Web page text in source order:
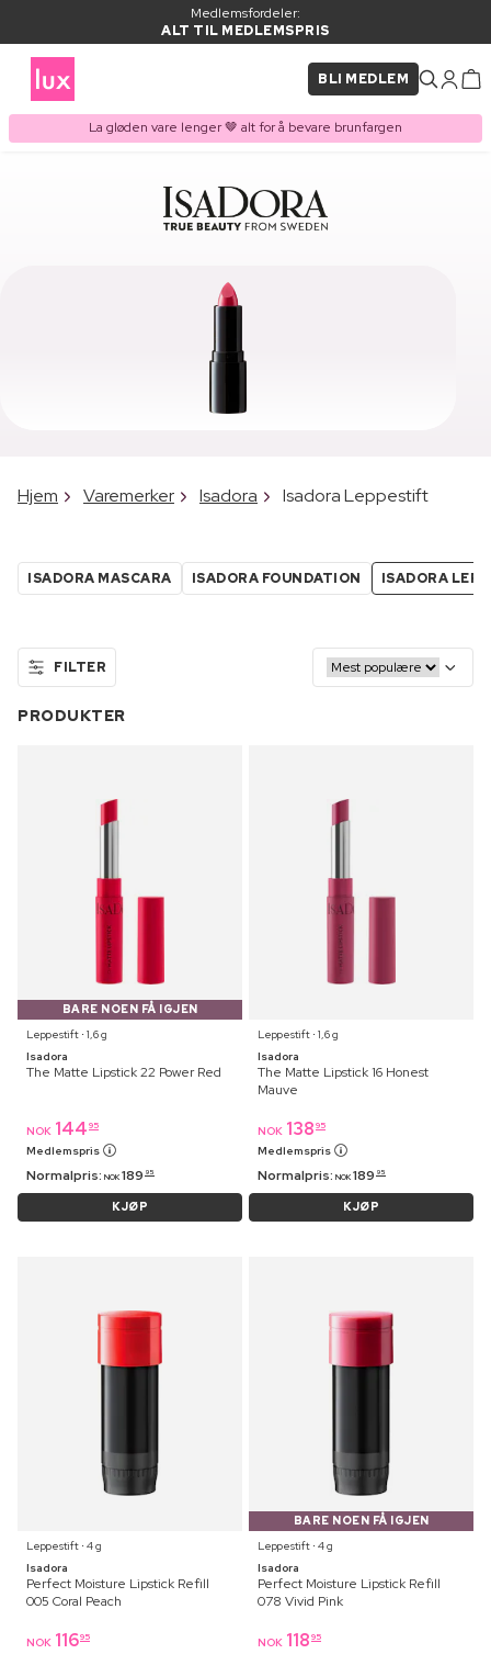
Medlemsfordeler:
ALT TIL MEDLEMSPRIS
BLI MEDLEM
La gløden vare lenger 🤎 alt for å bevare brunfargen
Hjem Varemerker Isadora Isadora Leppestift
ISADORA MASCARA ISADORA FOUNDATION ISADORA
FILTER
PRODUKTER
BARE NOEN FÅ IGJEN
Leppestift ⋅ 1,6 g
Isadora
The Matte Lipstick 22 Power Red
NOK 144 95
Medlemspris
Normalpris: NOK 189 95
KJØP
Leppestift ⋅ 1,6 g
Isadora
The Matte Lipstick 16 Honest
Mauve
NOK 138 95
Medlemspris
Normalpris: NOK 189 95
KJØP
Leppestift ⋅ 4 g
Isadora
Perfect Moisture Lipstick Refill
005 Coral Peach
NOK 11695
BARE NOEN FÅ IGJEN
Leppestift ⋅ 4 g
Isadora
Perfect Moisture Lipstick Refill
078 Vivid Pink
NOK 118 95